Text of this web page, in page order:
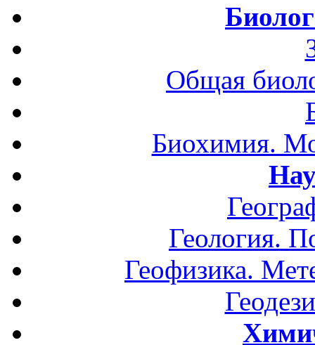
Общая
Биохимия.
Геология.
Геофизика.